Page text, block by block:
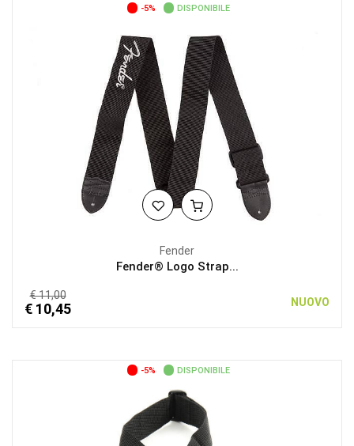
-5% DISPONIBILE
Fender
Fender® Logo Strap...
€ 11,00
€ 10,45 NUOVO
-5% DISPONIBILE